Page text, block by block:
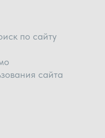
по сайту
сайта